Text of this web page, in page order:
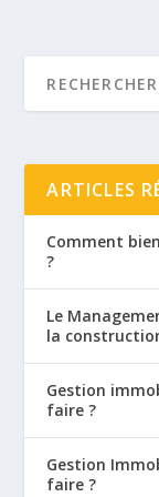
ARTICLES
Comment
?
Le
la
Gestion
faire ?
Gestion
faire ?